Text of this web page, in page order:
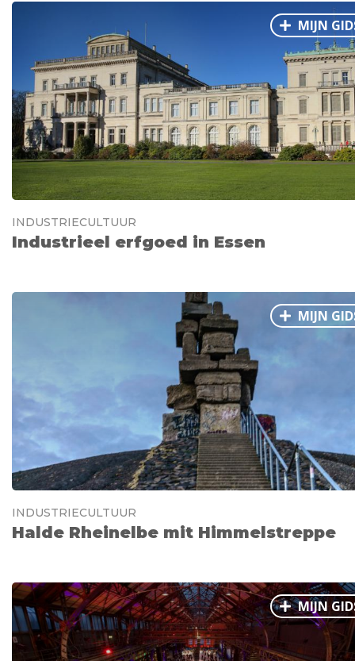
MIJN
INDUSTRIECULTUUR
Industrieel erfgoed in Essen
MIJN
INDUSTRIECULTUUR
Halde Rheinelbe mit Himmelstreppe
MIJN